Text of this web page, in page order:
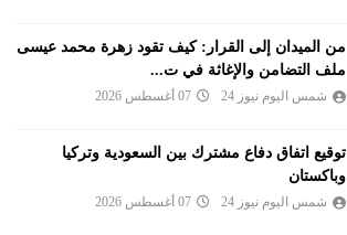
من الميدان إلى القرار: كيف تقود زهرة محمد عيسى
ملف التضامن والإغاثة في ت...
شمس اليوم نيوز 24 07 أغسطس 2026
توقيع اتفاق دفاع مشترك بين السعودية وتركيا
وباكستان
شمس اليوم نيوز 24 07 أغسطس 2026